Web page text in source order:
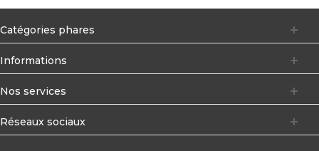
Catégories phares
Informations
Nos services
Réseaux sociaux